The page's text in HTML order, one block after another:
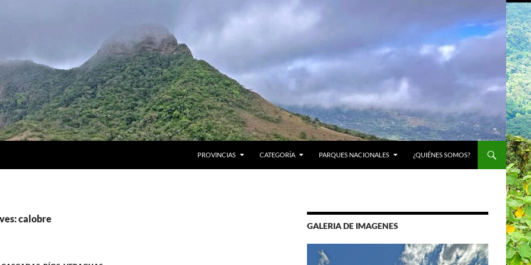
PROVINCIAS CATEGORÍA PARQUES NACIONALES ¿QUIÉNES SOMOS?
calobre
GALERIA DE IMAGENES